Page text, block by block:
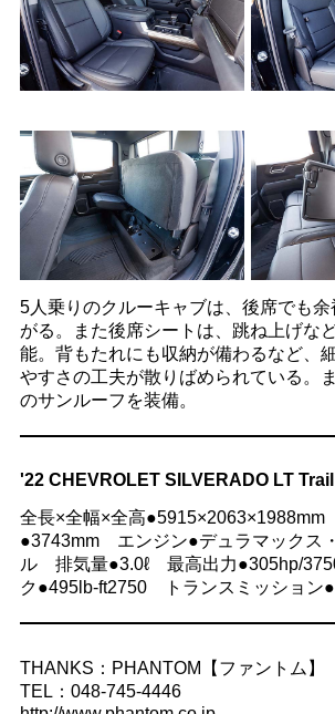
5人乗りのクルーキャブは、後席でも
がる。また後席シートは、跳ね上げな
能。背もたれにも収納が備わるなど、
やすさの工夫が散りばめられている。
のサンルーフを装備。
'22 CHEVROLET SILVERADO LT
全長×全幅×全高
●3743mm エンジン●デュラマックス
ル 排気量●3.0ℓ 最高出力●305hp/
ク●495lb-ft2750 トランスミッション
THANKS：PHANTOM【ファントム】
TEL：048-745-4446